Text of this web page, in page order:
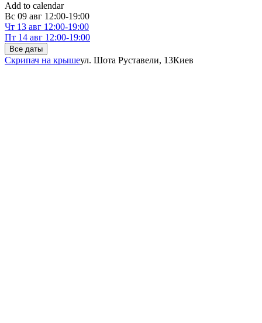
Add to calendar
Вс 09 авг 12:00-19:00
Чт 13 авг 12:00-19:00
Пт 14 авг 12:00-19:00
Все даты
Скрипач на крышеул. Шота Руставели, 13Киев